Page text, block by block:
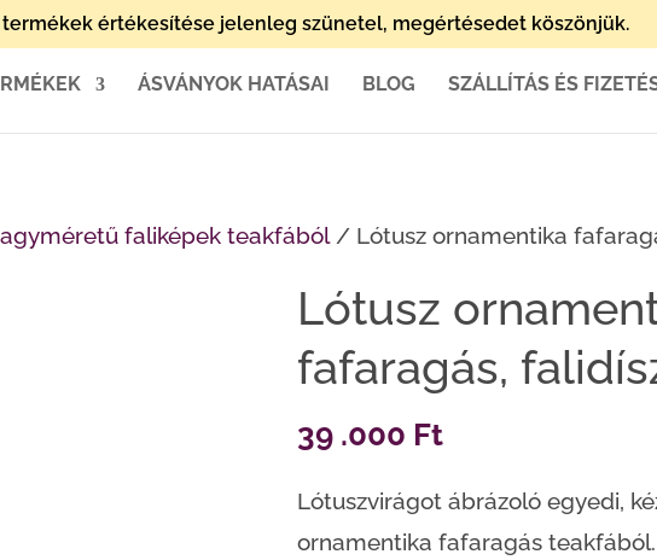
termékek értékesítése jelenleg szünetel, megértésedet köszönjük.
ÁSVÁNYOK HATÁSAI BLOG SZÁLLÍTÁS ÉS
faliképek teakfából/ Lótusz ornamentika
Lótusz
fafaragás,
39 .000 Ft
Lótuszvirágot ábrázoló egyedi,
ornamentika fafaragás